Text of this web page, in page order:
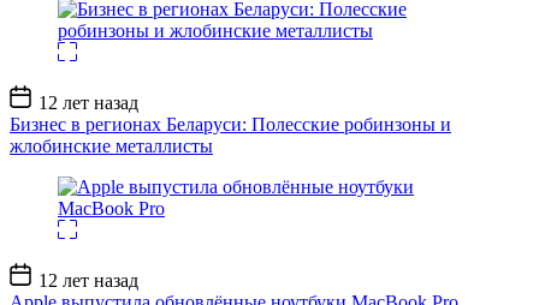
Дата
записи
12 лет назад
Бизнес в регионах Беларуси: Полесские робинзоны и
жлобинские металлисты
Дата
записи
12 лет назад